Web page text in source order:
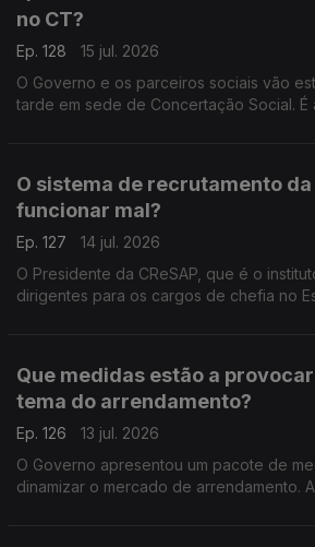
no CT?
Ep. 128
15 jul. 2026
O Governo e os parceiros sociais vão
tarde em sede de Concertação Social. É
O sistema de recrutamento da
funcionar mal?
Ep. 127
14 jul. 2026
O Presidente da CReSAP, que é o
dirigentes para os cargos de chefia no
Que medidas estão a
tema do arrendamento?
Ep. 126
13 jul. 2026
O Governo apresentou um pacote de
dinamizar o mercado de arrendamento.